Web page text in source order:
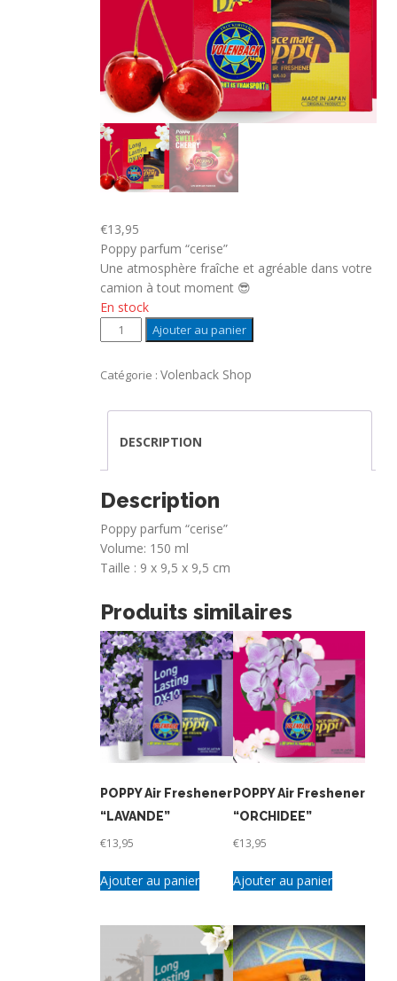
€13,95
Poppy parfum “cerise”
Une atmosphère fraîche et agréable dans votre
camion à tout moment 😎
En stock
quantité
de
Air
Ajouter au panier
Catégorie :Volenback Shop
DESCRIPTION
Description
Poppy parfum “cerise”
Volume: 150 ml
Taille : 9 x 9,5 x 9,5 cm
Produits similaires
POPPY Air Freshener
“LAVANDE”
€13,95
Ajouter au panier
POPPY Air Freshener
“ORCHIDEE”
€13,95
Ajouter au panier